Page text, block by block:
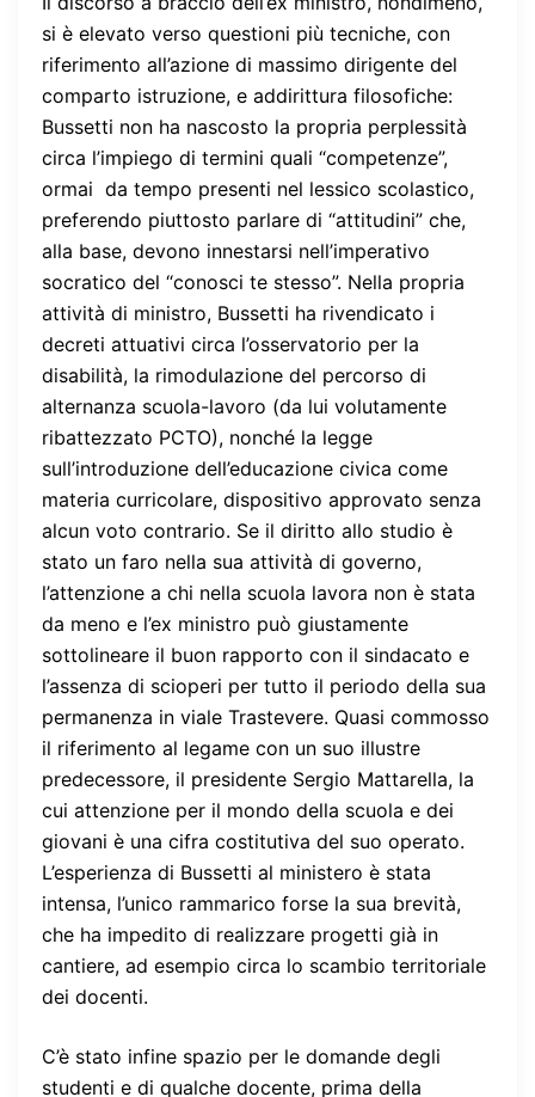
si è elevato verso questioni più tecniche, con
riferimento all’azione di massimo dirigente del
comparto istruzione, e addirittura filosofiche:
Bussetti non ha nascosto la propria perplessità
circa l’impiego di termini quali “competenze”,
ormai da tempo presenti nel lessico scolastico,
preferendo piuttosto parlare di “attitudini” che,
alla base, devono innestarsi nell’imperativo
socratico del “conosci te stesso”. Nella propria
attività di ministro, Bussetti ha rivendicato i
decreti attuativi circa l’osservatorio per la
disabilità, la rimodulazione del percorso di
alternanza scuola-lavoro (da lui volutamente
ribattezzato PCTO), nonché la legge
sull’introduzione dell’educazione civica come
materia curricolare, dispositivo approvato senza
alcun voto contrario. Se il diritto allo studio è
stato un faro nella sua attività di governo,
l’attenzione a chi nella scuola lavora non è stata
da meno e l’ex ministro può giustamente
sottolineare il buon rapporto con il sindacato e
l’assenza di scioperi per tutto il periodo della sua
permanenza in viale Trastevere. Quasi commosso
il riferimento al legame con un suo illustre
predecessore, il presidente Sergio Mattarella, la
cui attenzione per il mondo della scuola e dei
giovani è una cifra costitutiva del suo operato.
L’esperienza di Bussetti al ministero è stata
intensa, l’unico rammarico forse la sua brevità,
che ha impedito di realizzare progetti già in
cantiere, ad esempio circa lo scambio territoriale
dei docenti.
C’è stato infine spazio per le domande degli
studenti e di qualche docente, prima della